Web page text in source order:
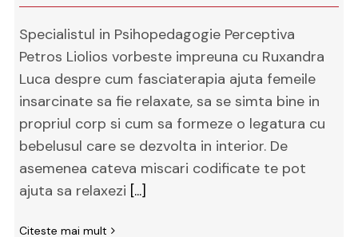
Specialistul in Psihopedagogie Perceptiva
Petros Liolios vorbeste impreuna cu Ruxandra
Luca despre cum fasciaterapia ajuta femeile
insarcinate sa fie relaxate, sa se simta bine in
propriul corp si cum sa formeze o legatura cu
bebelusul care se dezvolta in interior. De
asemenea cateva miscari codificate te pot
ajuta sa relaxezi [...]
Citeste mai mult